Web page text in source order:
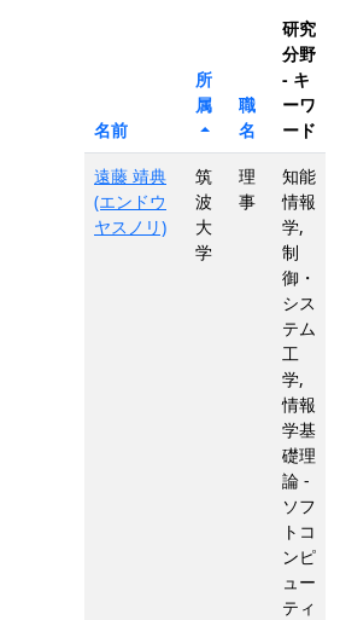
名前
所
属
職
名
研究
分野
- キ
ーワ
ード
遠藤 靖典
(エンドウ
ヤスノリ)
筑
波
大
学
理
事
知能
情報
学,
制
御・
シス
テム
工
学,
情報
学基
礎理
論 -
ソフ
トコ
ンピ
ュー
ティ